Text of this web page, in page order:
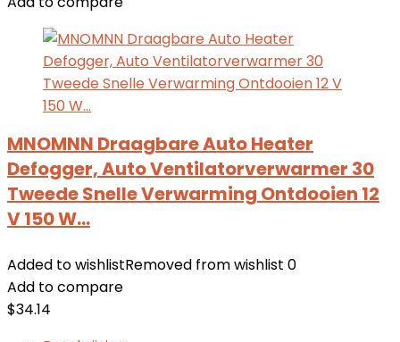
MNOMNN Draagbare Auto Heater
Defogger, Auto Ventilatorverwarmer 30
Tweede Snelle Verwarming Ontdooien 12
V 150 W…
Added to wishlistRemoved from wishlist 0
Add to compare
$34.14